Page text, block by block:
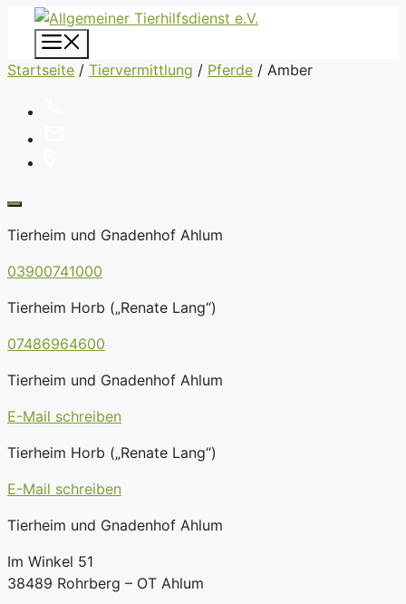
Zum
Inhalt
springen
Startseite / Tiervermittlung / Pferde / Amber
Tierheim und Gnadenhof Ahlum
03900741000
Tierheim Horb („Renate Lang“)
07486964600
Tierheim und Gnadenhof Ahlum
E-Mail schreiben
Tierheim Horb („Renate Lang“)
E-Mail schreiben
Tierheim und Gnadenhof Ahlum
Im Winkel 51
38489 Rohrberg – OT Ahlum